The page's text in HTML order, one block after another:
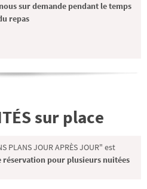
sur demande pendant le temps
repas
sur place
PLANS JOUR APRÈS JOUR" est
réservation pour plusieurs nuitées